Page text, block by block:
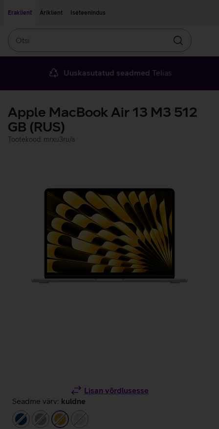
Eraklient
Äriklient Iseteenindus
Otsin
Uuskasutatud seadmed Telias
Apple MacBook Air 13 M3 512
GB (RUS)
Tootekood: mrxu3ru/a
Lisan võrdlusesse
Seadme värv: kuldne
tumesinine
hall kuldnehõbedane